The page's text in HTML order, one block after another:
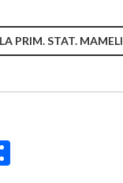
PRIM. STAT. MAMELI